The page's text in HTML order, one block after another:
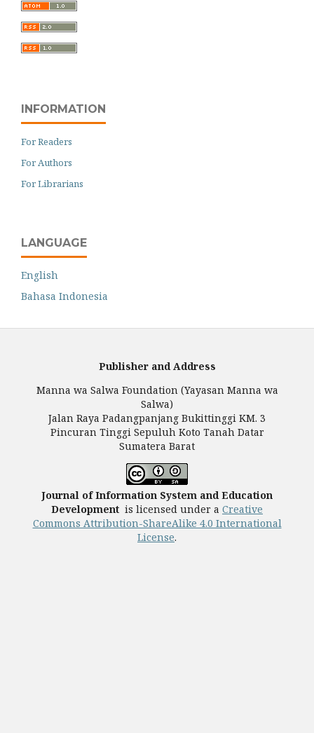
INFORMATION
For Readers
For Authors
For Librarians
LANGUAGE
English
Bahasa Indonesia
Publisher and Address
Manna wa Salwa Foundation (Yayasan Manna wa
Salwa)
Jalan Raya Padangpanjang Bukittinggi KM. 3
Pincuran Tinggi Sepuluh Koto Tanah Datar
Sumatera Barat
Journal of Information System and Education
Development is licensed under a Creative
Commons Attribution-ShareAlike 4.0 International
License.